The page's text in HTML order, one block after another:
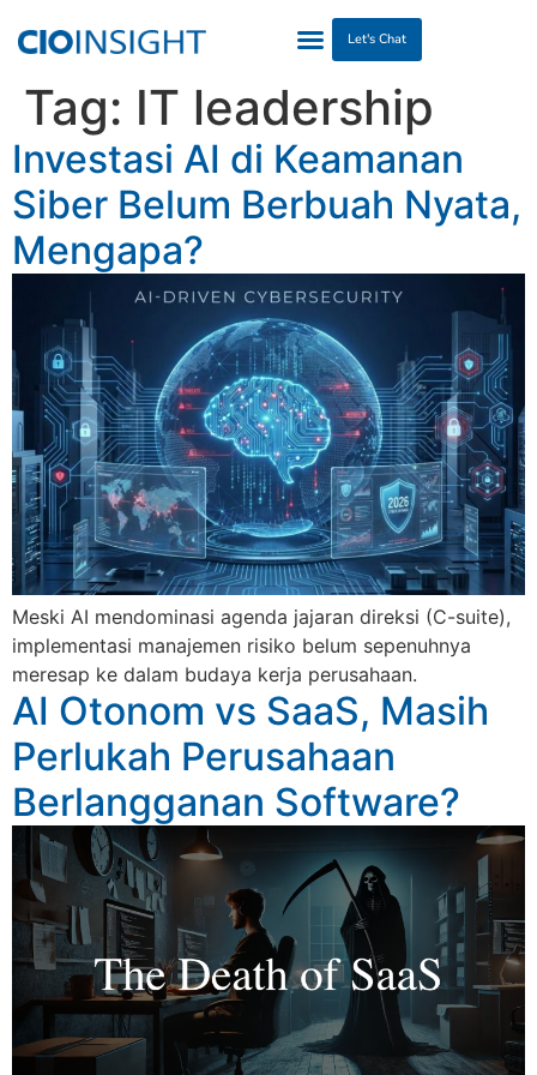
Let's Chat
Tag: IT leadership
​Investasi AI di Keamanan
Siber Belum Berbuah Nyata,
Mengapa?
Meski AI mendominasi agenda jajaran direksi (C-suite),
implementasi manajemen risiko belum sepenuhnya
meresap ke dalam budaya kerja perusahaan.
AI Otonom vs SaaS, Masih
Perlukah Perusahaan
Berlangganan Software?